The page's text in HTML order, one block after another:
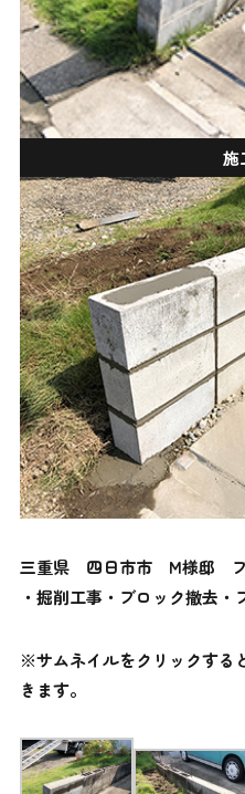
施
三重県 四日市市 M様邸 ブ
・掘削工事・ブロック撤去・
※サムネイルをクリックする
きます。